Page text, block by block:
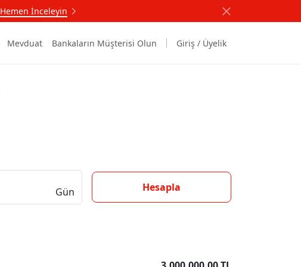
Hemen İnceleyin
Mevduat Bankaların Müşterisi Olun Giriş / Üyelik
Gün Hesapla